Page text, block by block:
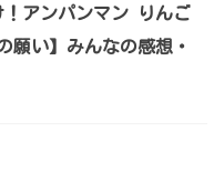
！アンパンマン りんご
願い】みんなの感想・